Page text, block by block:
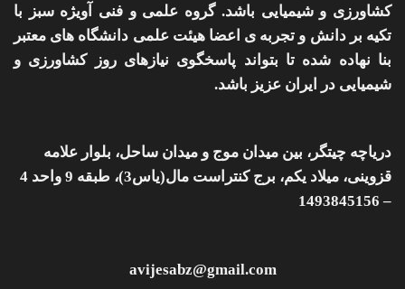
کشاورزی و شیمیایی باشد. گروه علمی و فنی آویژه سبز با
تکیه بر دانش و تجربه ی اعضا هیئت علمی دانشگاه های معتبر
بنا نهاده شده تا بتواند پاسخگوی نیازهای روز کشاورزی و
شیمیایی در ایران عزیز باشد.
دریاچه چیتگر، بین میدان موج و میدان ساحل، بلوار علامه
– 1493845156
avijesabz@gmail.com